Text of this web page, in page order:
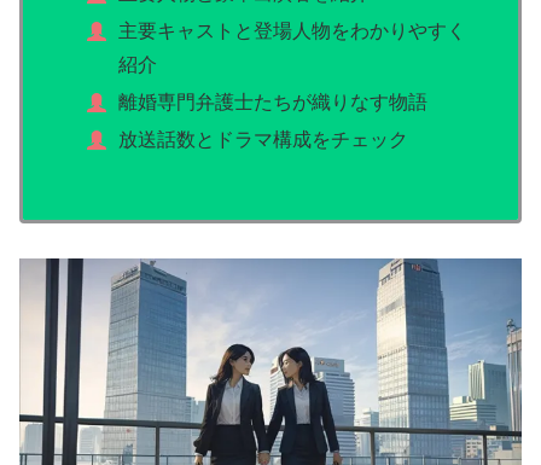
主要キャストと登場人物をわかりやすく
紹介
離婚専門弁護士たちが織りなす物語
放送話数とドラマ構成をチェック